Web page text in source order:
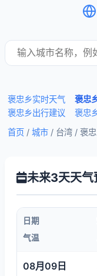
褒忠乡实时天气 褒忠
褒忠乡出行建议
褒忠
首页 / 城市 / 台湾 / 褒
未来3天天气
日期
气温
08月09日